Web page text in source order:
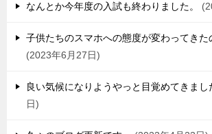
なんとか今年度の入試も終わりました。
子供たちのスマホへの態度が変わってきた
2023年6月27日
良い気候になりようやっと目覚めてきまし
日